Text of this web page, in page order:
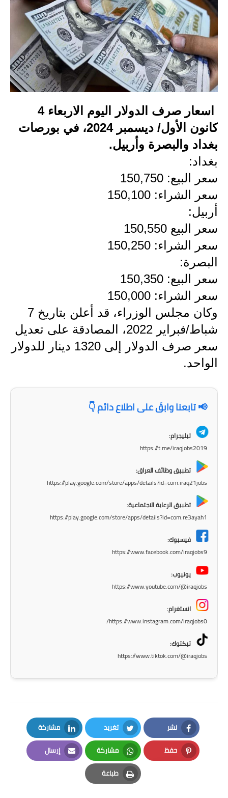
المنح المالية
قطع الاراضي
اخبار العراق
الاخبار السياسية
الاخبار الامنية
الاخبار الاقتصادية
اسئلة وزارية
المرحلة الابتدائية
المرحلة الاعدادية
مرشحات
المرحلة الاعدادية
المرحلة الابتدائية
المرحلة المتوسطة
المرحلة الاعدادية
مواضيع انشاء
اسعار صرف الدولار اليوم الاربعاء 4
كانون الأول/ ديسمبر 2024، في بورصات
بغداد والبصرة وأربيل.
بغداد:
سعر البيع: 150,750
سعر الشراء: 150,100
أربيل:
سعر البيع 150,550
سعر الشراء: 150,250
البصرة:
سعر البيع: 150,350
سعر الشراء: 150,000
وكان مجلس الوزراء، قد أعلن بتاريخ 7
شباط/فبراير 2022، المصادقة على تعديل
سعر صرف الدولار إلى 1320 دينار للدولار
الواحد.
📢 تابعنا وابقَ على اطلاع دائم 👇
تيليجرام:
https://t.me/iraqjobs2019
تطبيق وظائف العراق:
https://play.google.com/store/apps/details?id=com.iraq21jobs
تطبيق الرعاية الاجتماعية:
https://play.google.com/store/apps/details?id=com.re3ayah1
فيسبوك:
https://www.facebook.com/iraqjobs9
يوتيوب:
https://www.youtube.com/@iraqjobs
انستغرام:
https://www.instagram.com/iraqjobs0/
تيكتوك:
https://www.tiktok.com/@iraqjobs
نشر
Facebook
تغريد
Twitter
مشاركة
LinkedIn
حفظ
Pinterest
مشاركة
Whatsapp
إرسال
Email
طباعة
Print